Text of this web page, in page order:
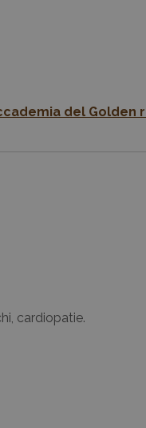
del Golden
cardiopatie.